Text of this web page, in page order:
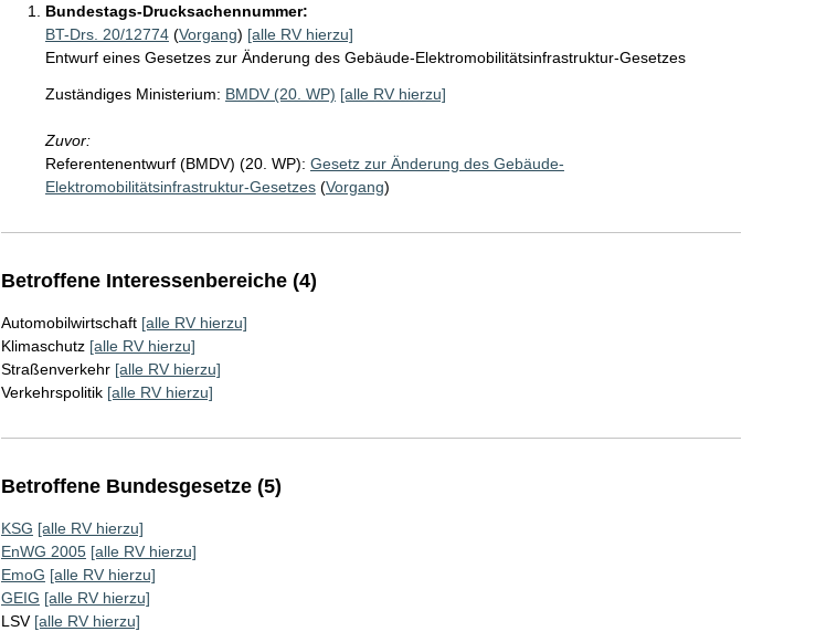
Bundestags-Drucksachennummer:
BT-Drs. 20/12774(Vorgang) [alle RV hierzu]
Entwurf eines Gesetzes zur Änderung des Gebäude-Elektromobilitätsinfrastruktur-Gesetzes
Zuständiges Ministerium: BMDV (20. WP) [alle RV hierzu]
Zuvor:
Referentenentwurf (BMDV) (20. WP): Gesetz zur Änderung des Gebäude-
Elektromobilitätsinfrastruktur-Gesetzes(Vorgang)
Betroffene Interessenbereiche (4)
Automobilwirtschaft [alle RV hierzu]
Klimaschutz [alle RV hierzu]
Straßenverkehr [alle RV hierzu]
Verkehrspolitik [alle RV hierzu]
Betroffene Bundesgesetze (5)
KSG [alle RV hierzu]
EnWG 2005 [alle RV hierzu]
EmoG [alle RV hierzu]
GEIG [alle RV hierzu]
LSV [alle RV hierzu]